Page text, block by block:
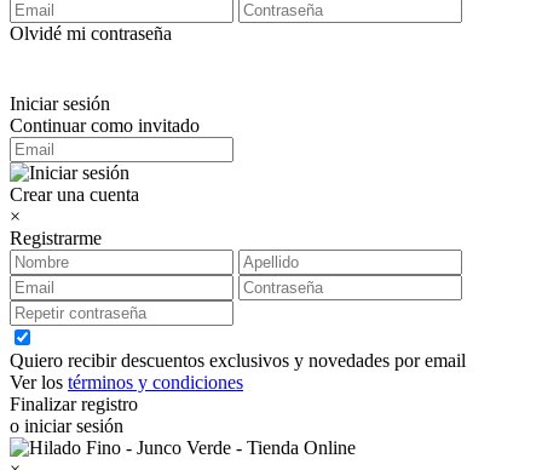
Olvidé mi contraseña
Iniciar sesión
Continuar como invitado
Crear una cuenta
×
Registrarme
Quiero recibir descuentos exclusivos y novedades por email
Ver los términos y condiciones
Finalizar registro
o iniciar sesión